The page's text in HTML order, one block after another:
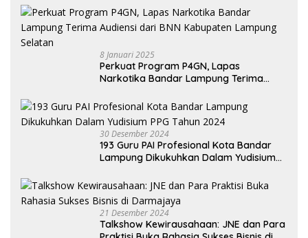
8 Januari 2025
Perkuat Program P4GN, Lapas
Narkotika Bandar Lampung Terima
Selatan
30 Desember 2024
193 Guru PAI Profesional Kota Bandar
Lampung Dikukuhkan Dalam Yudisium
21 Desember 2024
Talkshow Kewirausahaan: JNE dan Para